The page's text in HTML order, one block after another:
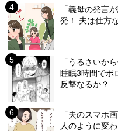
「義母の発言
発！ 夫は仕方
「うるさいか
睡眠3時間でボ
反撃なるか？
「夫のスマホ
人のように変